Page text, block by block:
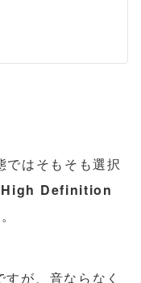
ではそもそも選択
High Definition
が、音ならなく